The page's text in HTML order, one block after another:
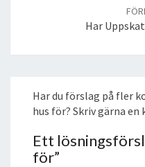
Har
Har du förslag på fler
hus för? Skriv gärna
Ett
för”